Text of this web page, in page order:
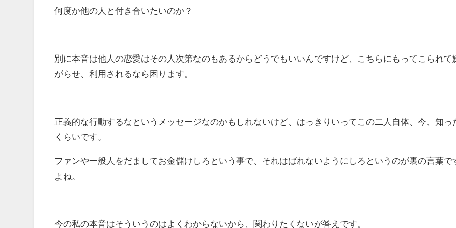
何度か他の人と付き合いたいのか？
別に本音は他人の恋愛はその人次第なのもあるからどうでもいいんですけど、こちらにもってこられて
がらせ、利用されるなら困ります。
正義的な行動するなというメッセージなのかもしれないけど、はっきりいってこの二人自体、今、知っ
くらいです。
ファンや一般人をだましてお金儲けしろという事で、それはばれないようにしろというのが裏の言葉で
よね。
今の私の本音はそういうのはよくわからないから、関わりたくないが答えです。